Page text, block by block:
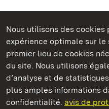
Nous utilisons des cookies
expérience optimale sur le
premier lieu de cookies
du site. Nous utilisons
d’analyse et de
plus amples informations
confidentialité. avis de
Châteaux et jardins
Château résidentiel de